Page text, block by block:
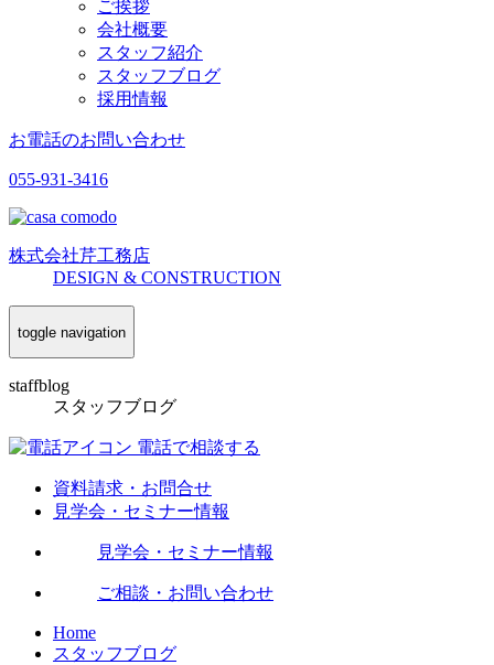
ご挨拶
会社概要
スタッフ紹介
スタッフブログ
採用情報
お電話のお問い合わせ
055-931-3416
株式会社芹工務店
DESIGN & CONSTRUCTION
toggle navigation
staffblog
スタッフブログ
電話で相談する
資料請求・お問合せ
見学会・セミナー情報
見学会・セミナー情報
ご相談・お問い合わせ
Home
スタッフブログ